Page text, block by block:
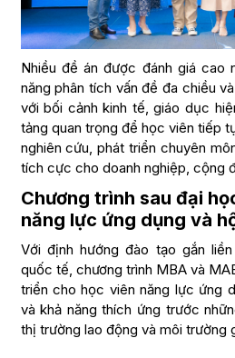
Nhiều đề án được đánh giá cao
năng phân tích vấn đề đa chiều
với bối cảnh kinh tế, giáo dục
tảng quan trọng để học viên tiếp
nghiên cứu, phát triển chuyên
tích cực cho doanh nghiệp, cộng
Chương trình sau đại
năng lực ứng dụng và
Với định hướng đào tạo gắn
quốc tế, chương trình MBA và
triển cho học viên năng lực ứng
và khả năng thích ứng trước
thị trường lao động và môi trường